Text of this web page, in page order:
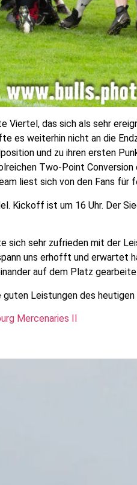
Viertel, das sich als sehr
es weiterhin nicht an die
und zu ihren ersten
Two-Point
liest sich von den Fans für
Kickoff ist um 16 Uhr. Der
sich sehr zufrieden mit der
uns erhofft und erwartet
auf dem Platz
Leistungen des
Mercenaries II